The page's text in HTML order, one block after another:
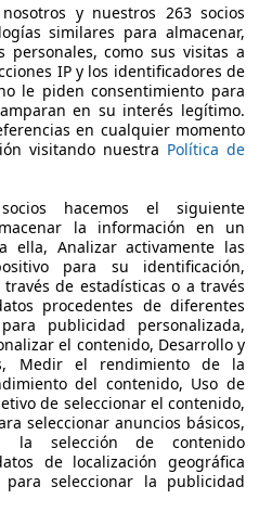
12.900 Sin
y nuestros 263 socios
similares para almacenar,
personales, como sus visitas a
IP y los identificadores de
le piden consentimiento para
en su interés legítimo.
en cualquier momento
visitando nuestra Política de
hacemos el siguiente
la información en un
ella, Analizar activamente las
para su identificación,
de estadísticas o a través
procedentes de diferentes
publicidad personalizada,
el contenido, Desarrollo y
Medir el rendimiento de la
del contenido, Uso de
de seleccionar el contenido,
seleccionar anuncios básicos,
la selección de contenido
de localización geográfica
seleccionar la publicidad